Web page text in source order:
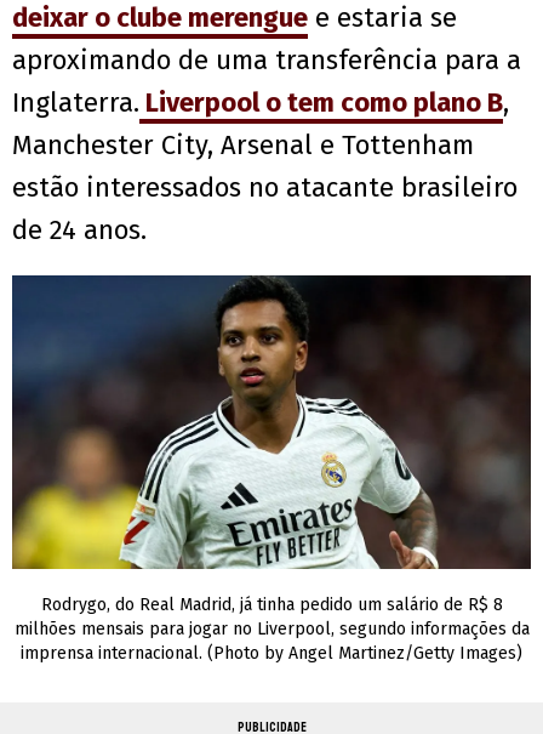
deixar o clube merengue e estaria se
aproximando de uma transferência para a
Inglaterra. Liverpool o tem como plano B,
Manchester City, Arsenal e Tottenham
estão interessados no atacante brasileiro
de 24 anos.
Rodrygo, do Real Madrid, já tinha pedido um salário de R$ 8
milhões mensais para jogar no Liverpool, segundo informações da
imprensa internacional. (Photo by Angel Martinez/Getty Images)
PUBLICIDADE